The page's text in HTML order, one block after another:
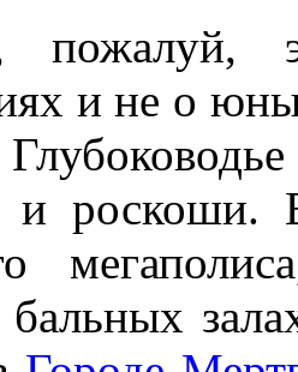
и не о
и роскоши.